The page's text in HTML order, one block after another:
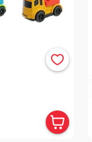
récente
à la plus